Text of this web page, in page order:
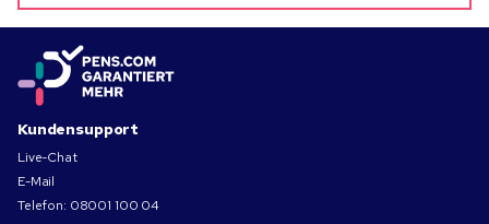
Kundensupport
Live-Chat
E-Mail
Telefon: 08001 100 04